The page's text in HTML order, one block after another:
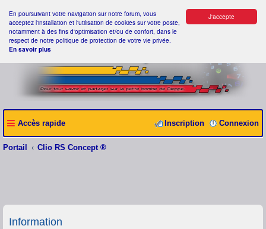
J'accepte
En poursuivant votre navigation sur notre forum, vous
acceptez l'installation et l'utilisation de cookies sur votre poste,
notamment à des fins d'optimisation et/ou de confort, dans le
respect de notre politique de protection de votre vie privée.
En savoir plus
Accès rapide Connexion
Inscription
Portail Clio RS Concept ®
Information